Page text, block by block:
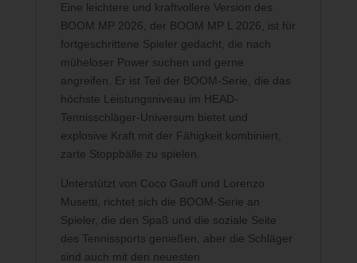
Eine leichtere und kraftvollere Version des
BOOM MP 2026, der BOOM MP L 2026, ist für
fortgeschrittene Spieler gedacht, die nach
müheloser Power suchen und gerne
angreifen. Er ist Teil der BOOM-Serie, die das
höchste Leistungsniveau im HEAD-
Tennisschläger-Universum bietet und
explosive Kraft mit der Fähigkeit kombiniert,
zarte Stoppbälle zu spielen.
Unterstützt von Coco Gauff und Lorenzo
Musetti, richtet sich die BOOM-Serie an
Spieler, die den Spaß und die soziale Seite
des Tennissports genießen, aber die Schläger
sind auch mit den neuesten